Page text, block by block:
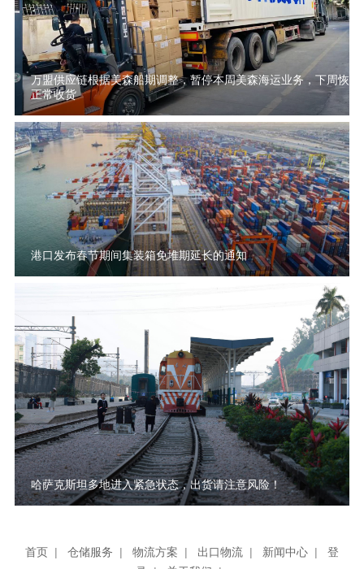
万盟供应链根据美森船期调整，暂停本周美森海运业务，下周恢复
正常收货
港口发布春节期间集装箱免堆期延长的通知
哈萨克斯坦多地进入紧急状态，出货请注意风险！
首页 | 仓储服务 | 物流方案 | 出口物流 | 新闻中心 |
登